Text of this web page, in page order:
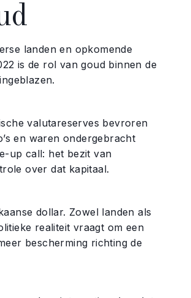
landen en opkomende
is de rol van goud binnen de
valutareserves bevroren
en waren ondergebracht
up call: het bezit van
over dat kapitaal.
dollar. Zowel landen als
realiteit vraagt om een
bescherming richting de